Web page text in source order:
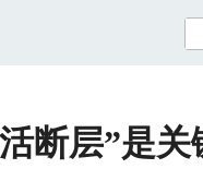
断层”是关